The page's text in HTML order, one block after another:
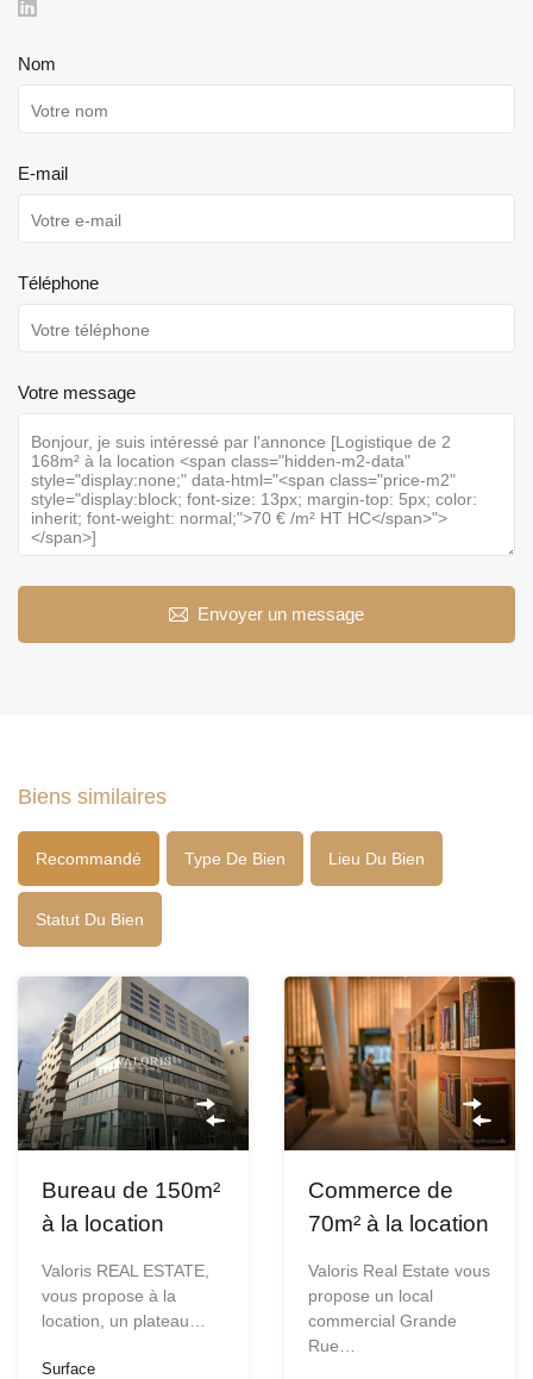
Nom
E-mail
Téléphone
Votre message
Envoyer un message
Biens similaires
Recommandé Type De Bien Lieu Du Bien
Statut Du Bien
Bureau de 150m²
à la location
Valoris REAL ESTATE,
vous propose à la
location, un plateau…
Surface
Commerce de
70m² à la location
Valoris Real Estate vous
propose un local
commercial Grande
Rue…